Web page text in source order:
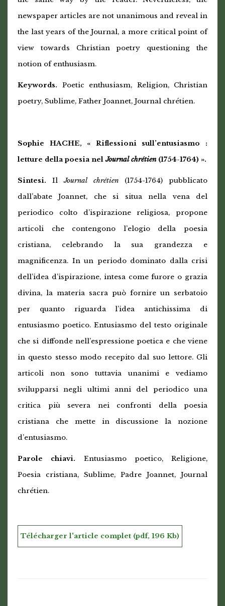
newspaper articles are not unanimous and reveal in
the last years of the Journal, a more critical point of
view towards Christian poetry questioning the
notion of enthusiasm.
Keywords. Poetic enthusiasm, Religion, Christian
poetry, Sublime, Father Joannet, Journal chrétien.
Sophie HACHE, « Riflessioni sull’entusiasmo :
letture della poesia nelJournal chrétien(1754-1764) ».
Sintesi. IlJournal chrétien (1754-1764) pubblicato
dall’abate Joannet, che si situa nella vena del
periodico colto d’ispirazione religiosa, propone
articoli che contengono l’elogio della poesia
cristiana, celebrando la sua grandezza e
magnificenza. In un periodo dominato dalla crisi
dell’idea d’ispirazione, intesa come furore o grazia
divina, la materia sacra può fornire un serbatoio
per quanto riguarda l’idea antichissima di
entusiasmo poetico. Entusiasmo del testo originale
che si diffonde nell’espressione poetica e che viene
in questo stesso modo recepito dal suo lettore. Gli
articoli non sono tuttavia unanimi e vediamo
svilupparsi negli ultimi anni del periodico una
critica più severa nei confronti della poesia
cristiana che mette in discussione la nozione
d’entusiasmo.
Parole chiavi. Entusiasmo poetico, Religione,
Poesia cristiana, Sublime, Padre Joannet, Journal
chrétien.
Télécharger l'article complet (pdf, 196 Kb)